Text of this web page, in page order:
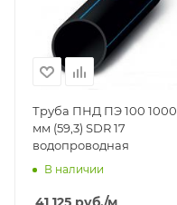
Труба ПНД ПЭ 100 1000
мм (59,3) SDR 17
водопроводная
В наличии